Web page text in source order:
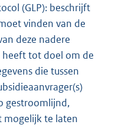
(GLP): beschrijft
vinden van de
deze nadere
heeft tot doel om de
die tussen
gestroomlijnd,
mogelijk te laten